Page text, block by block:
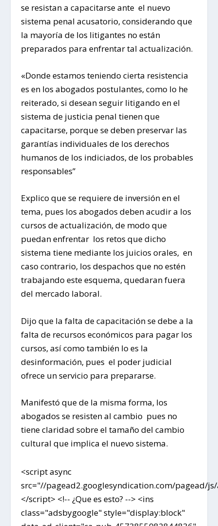
se resistan a capacitarse ante el nuevo
sistema penal acusatorio, considerando que
la mayoría de los litigantes no están
preparados para enfrentar tal actualización.
«Donde estamos teniendo cierta resistencia
es en los abogados postulantes, como lo he
reiterado, si desean seguir litigando en el
sistema de justicia penal tienen que
capacitarse, porque se deben preservar las
garantías individuales de los derechos
humanos de los indiciados, de los probables
responsables”
Explico que se requiere de inversión en el
tema, pues los abogados deben acudir a los
cursos de actualización, de modo que
puedan enfrentar los retos que dicho
sistema tiene mediante los juicios orales, en
caso contrario, los despachos que no estén
trabajando este esquema, quedaran fuera
del mercado laboral.
Dijo que la falta de capacitación se debe a la
falta de recursos económicos para pagar los
cursos, así como también lo es la
desinformación, pues el poder judicial
ofrece un servicio para prepararse.
Manifestó que de la misma forma, los
abogados se resisten al cambio pues no
tiene claridad sobre el tamaño del cambio
cultural que implica el nuevo sistema.
<script async
src="//pagead2.googlesyndication.com/pagead/
</script> <!-- ¿Que es esto? --> <ins
class="adsbygoogle" style="display:block"